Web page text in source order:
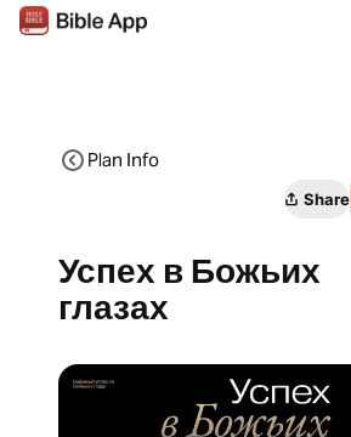
Plan Info
Share
Успех в Божьих
глазах